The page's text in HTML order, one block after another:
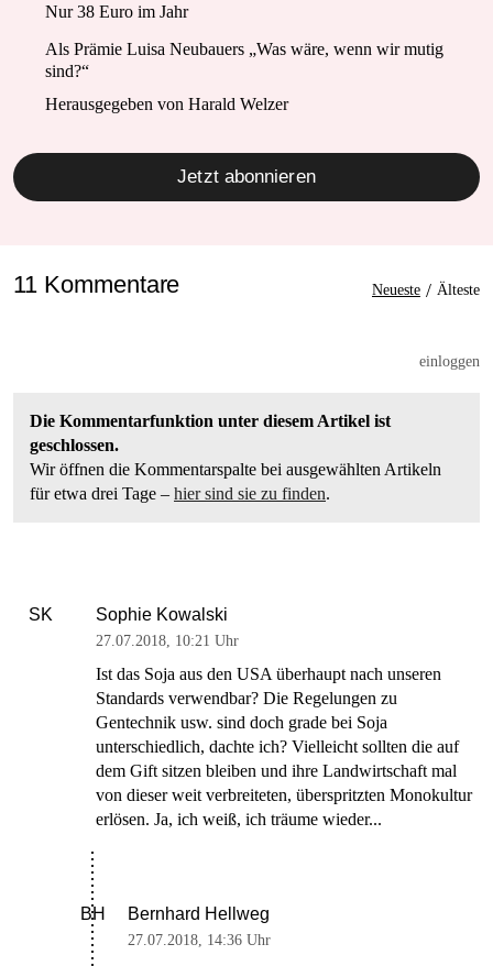
Nur 38 Euro im Jahr
Als Prämie Luisa Neubauers „Was wäre, wenn wir mutig
sind?“
Herausgegeben von Harald Welzer
Jetzt abonnieren
11 Kommentare Neueste / Älteste
Die Kommentarfunktion unter diesem Artikel ist
geschlossen.
Wir öffnen die Kommentarspalte bei ausgewählten Artikeln
für etwa drei Tage – hier sind sie zu finden.
einloggen
SK Sophie Kowalski
27.07.2018, 10:21 Uhr
Ist das Soja aus den USA überhaupt nach unseren
Standards verwendbar? Die Regelungen zu
Gentechnik usw. sind doch grade bei Soja
unterschiedlich, dachte ich? Vielleicht sollten die auf
dem Gift sitzen bleiben und ihre Landwirtschaft mal
von dieser weit verbreiteten, überspritzten Monokultur
erlösen. Ja, ich weiß, ich träume wieder...
BH Bernhard Hellweg
27.07.2018 14:36 Uhr